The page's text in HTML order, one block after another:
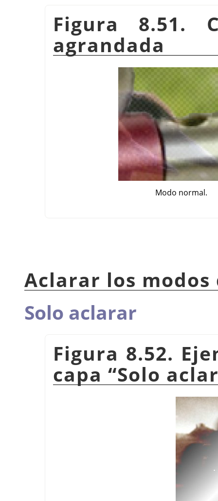
Figura 8.51.
agrandada
Modo normal.
Aclarar los modos
Solo aclarar
Figura 8.52.
capa “Solo